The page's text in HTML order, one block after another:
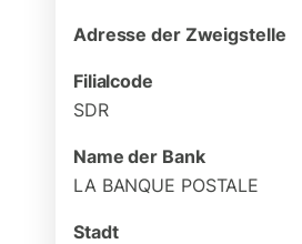
Adresse der Zweigstelle
Filialcode
SDR
Name der Bank
LA BANQUE POSTALE
Stadt